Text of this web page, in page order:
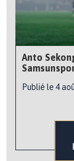
Anto
Publié le 4